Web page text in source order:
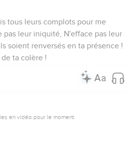
tous leurs complots pour me
pas leur iniquité, N'efface pas leur
soient renversés en ta présence !
ta colère !
en vidéo pour le moment.